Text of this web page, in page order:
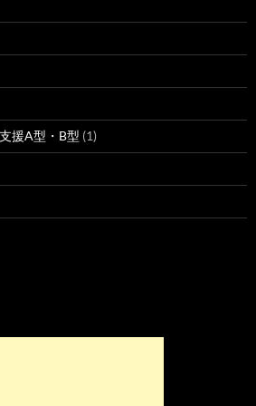
援A型・B型 (1)